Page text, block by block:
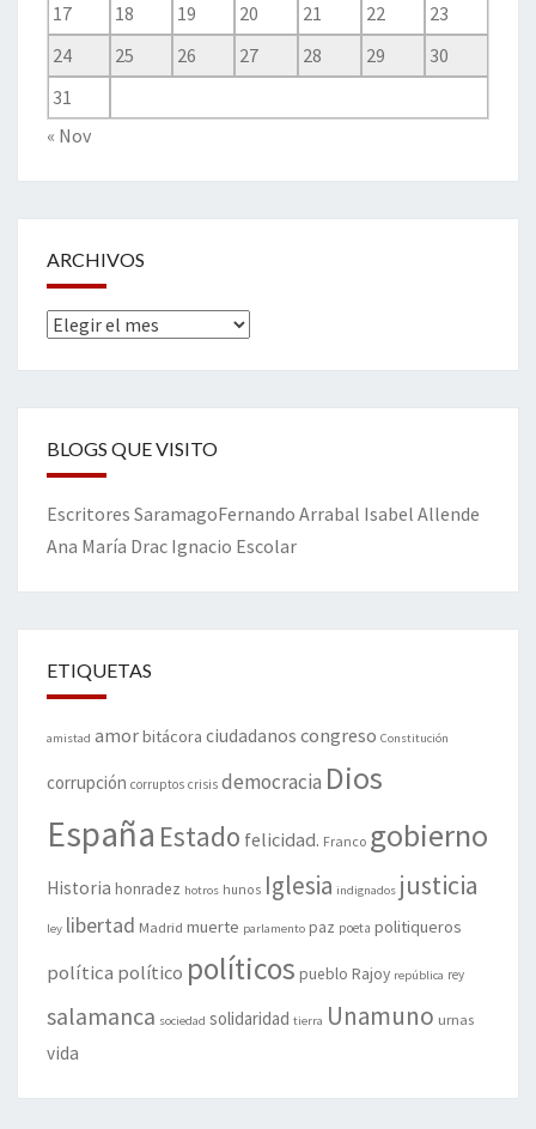
17
18 19 20 21 22
23
24
25 26 27 28 29
30
31
« Nov
ARCHIVOS
Archivos
BLOGS QUE VISITO
Escritores SaramagoFernando Arrabal Isabel Allende
Ana María Drac Ignacio Escolar
ETIQUETAS
amistad amorbitácora ciudadanos congreso Constitución
corrupción corruptos crisis democracia Dios
España Estado felicidad. Franco gobierno
Historia honradez hotros hunos Iglesia indignados justicia
ley libertad Madrid muerte parlamento paz poeta politiqueros
política político políticos pueblo Rajoy república rey
salamanca sociedad solidaridad tierra Unamuno urnas
vida